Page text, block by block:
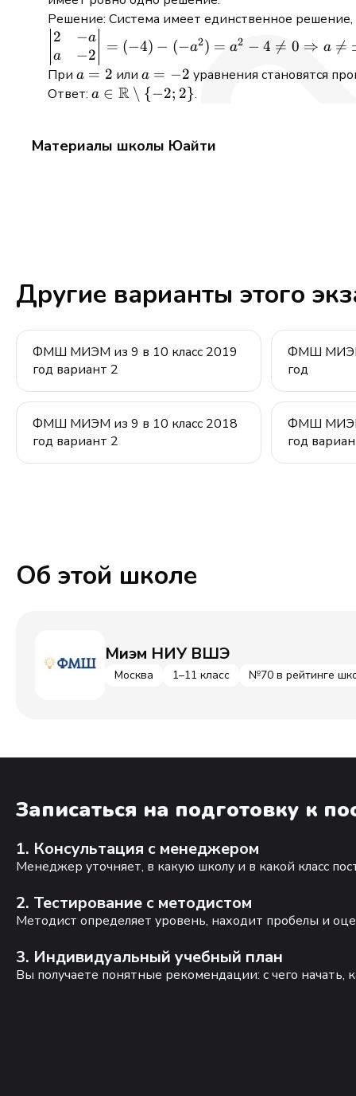
y=3
\end{array}\right.
Решение: Система имеет единственное
\begin{vmatrix}
2 & -a \\ a & -2
\end{vmatrix}
= (-4) - (-a^2) =
\neq \pm 2
2
a
−a
−2
= (−4) − (−a2) = a2 − 4 
= 0 ⇒ a 
=
При a
=
a = 2 или a
=
a = −2 уравнения становятся
Ответ: a \in
{-2; 2\}
a ∈ R ∖ {−2; 2}.
Материалы школы Юайти
Другие варианты этого
ФМШ МИЭМ из 9 в 10 класс 2019
год вариант 2
ФМШ МИЭМ
год
ФМШ МИЭМ из 9 в 10 класс 2018
год вариант 2
ФМШ МИЭМ
год
Об этой школе
Миэм НИУ ВШЭ
Москва 1–11 класс №70 в рейтинге
Записаться на подготовку к
1. Консультация с менеджером
Менеджер уточняет, в какую школу и в какой класс
2. Тестирование с методистом
Методист определяет уровень, находит пробелы и
3. Индивидуальный учебный план
Вы получаете понятные рекомендации: с чего начать,